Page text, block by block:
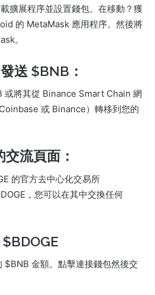
擴展程序並設置錢包。 在移動？ 獲
的 MetaMask 應用程序。 然後將
。
送 $BNB：
或將其從 Binance Smart Chain 網
或 Binance）轉移到您的
流頁面：
的官方去中心化交易所
，您可以在其中交換任何
金額。 點擊連接錢包然後交